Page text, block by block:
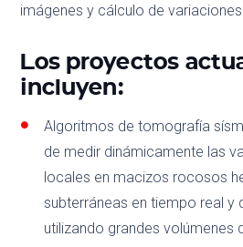
imágenes y cálculo de
Los proyectos
incluyen:
Algoritmos de tomografía
de medir dinámicamente las
locales en macizos rocosos
subterráneas en tiempo real y
utilizando grandes volúmenes